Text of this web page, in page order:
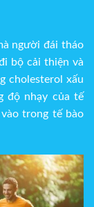
người đái tháo
bộ cải thiện và
cholesterol xấu
độ nhạy của tế
trong tế bào